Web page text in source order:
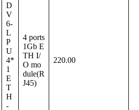
D
V
6-
L
P
U
4*
1
E
T
H
-
4 ports
1Gb E
TH I/
O mo
dule(R
J45)
220.00